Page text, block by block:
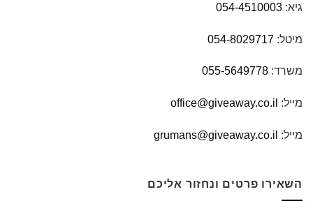
גיא: 054-4510003
מיטל: 054-8029717
משרד: 055-5649778
מייל: office@giveaway.co.il
מייל: grumans@giveaway.co.il
השאירו פרטים ונחזור אליכם